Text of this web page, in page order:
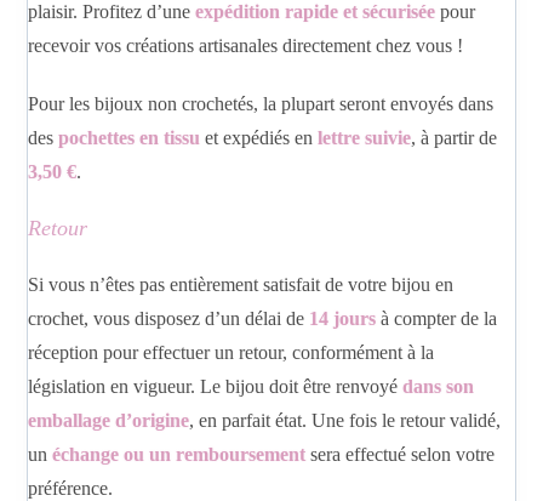
plaisir. Profitez d’uneexpédition rapide et sécurisée pour
recevoir vos créations artisanales directement chez vous !
Pour les bijoux non crochetés, la plupart seront envoyés dans
despochettes en tissu et expédiés enlettre suivie, à partir de
3,50 €.
Retour
Si vous n’êtes pas entièrement satisfait de votre bijou en
crochet, vous disposez d’un délai de 14 jours à compter de la
réception pour effectuer un retour, conformément à la
législation en vigueur. Le bijou doit être renvoyédans son
emballage d’origine, en parfait état. Une fois le retour validé,
unéchange ou un remboursement sera effectué selon votre
préférence.